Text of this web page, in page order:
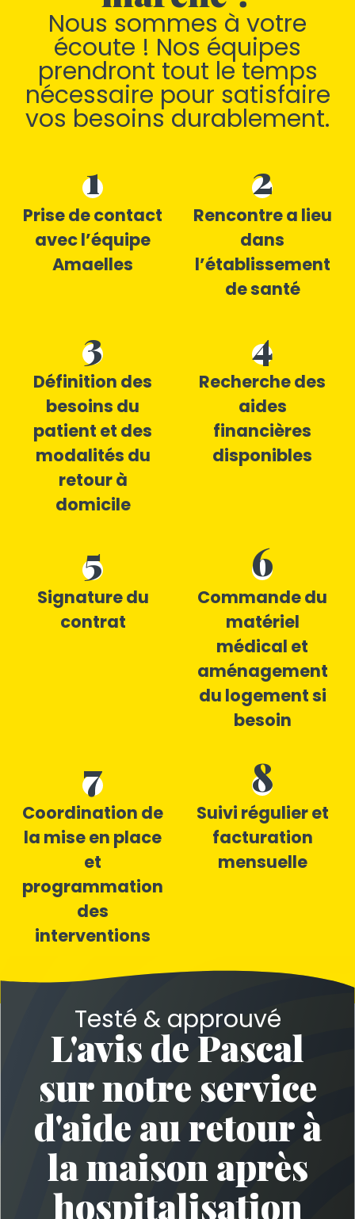
Nous sommes à votre
écoute ! Nos équipes
prendront tout le temps
nécessaire pour satisfaire
vos besoins durablement.
1
Prise de contact
avec l’équipe
Amaelles
2
Rencontre a lieu
dans
l’établissement
de santé
3
Définition des
besoins du
patient et des
modalités du
retour à
domicile
4
Recherche des
aides
financières
disponibles
5
Signature du
contrat
6
Commande du
matériel
médical et
aménagement
du logement si
besoin
7
Coordination de
la mise en place
et
programmation
des
interventions
8
Suivi régulier et
facturation
mensuelle
Testé & approuvé
L'avis de Pascal
sur notre service
d'aide au retour à
la maison après
hospitalisation